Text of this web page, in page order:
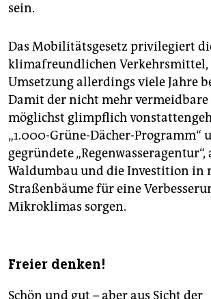
sein.
Das Mobilitätsgesetz privilegiert
klimafreundlichen
Umsetzung allerdings viele Jahre
Damit der nicht mehr
möglichst glimpflich
„1.000-Grüne-Dächer-Programm“
gegründete
Waldumbau und die Investition in
Straßenbäume für eine
Mikroklimas sorgen.
Freier denken!
Schön und gut – aber aus Sicht der